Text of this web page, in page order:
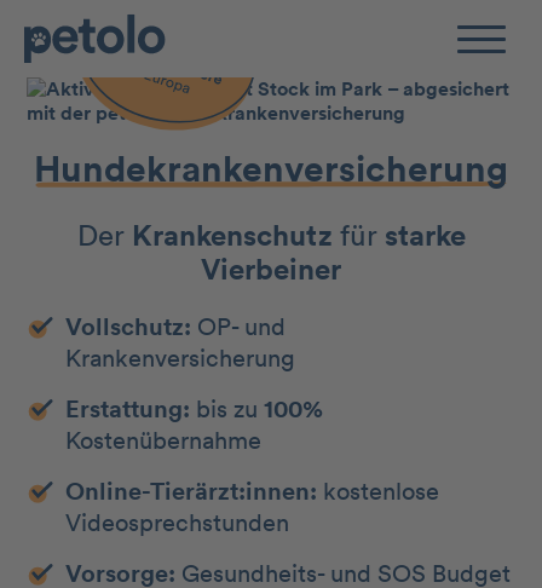
Zum Hauptinhalt
Hunde­kranken­­ver­sicherung
Der Kranken­schutz für starke
Vierbeiner
Vollschutz: OP- und
Krankenversicherung
Erstattung: bis zu100%
Kostenübernahme
Online-Tierärzt:innen: kostenlose
Videosprechstunden
Vorsorge: Gesundheits- und SOS Budget